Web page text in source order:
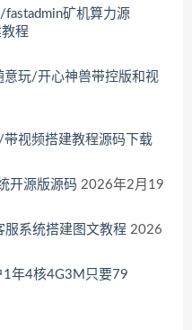
矿机算力源
程
玩/开心神兽带控版和视
视频搭建教程源码下载
开源版源码 2026年2月19
系统搭建图文教程 2026
1年4核4G3M只要79